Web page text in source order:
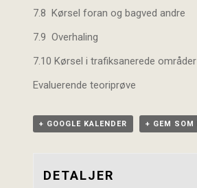
7.8 Kørsel foran og bagved andre
7.9 Overhaling
7.10 Kørsel i trafiksanerede områder
Evaluerende teoriprøve
+ GOOGLE KALENDER + GEM SOM
DETALJER